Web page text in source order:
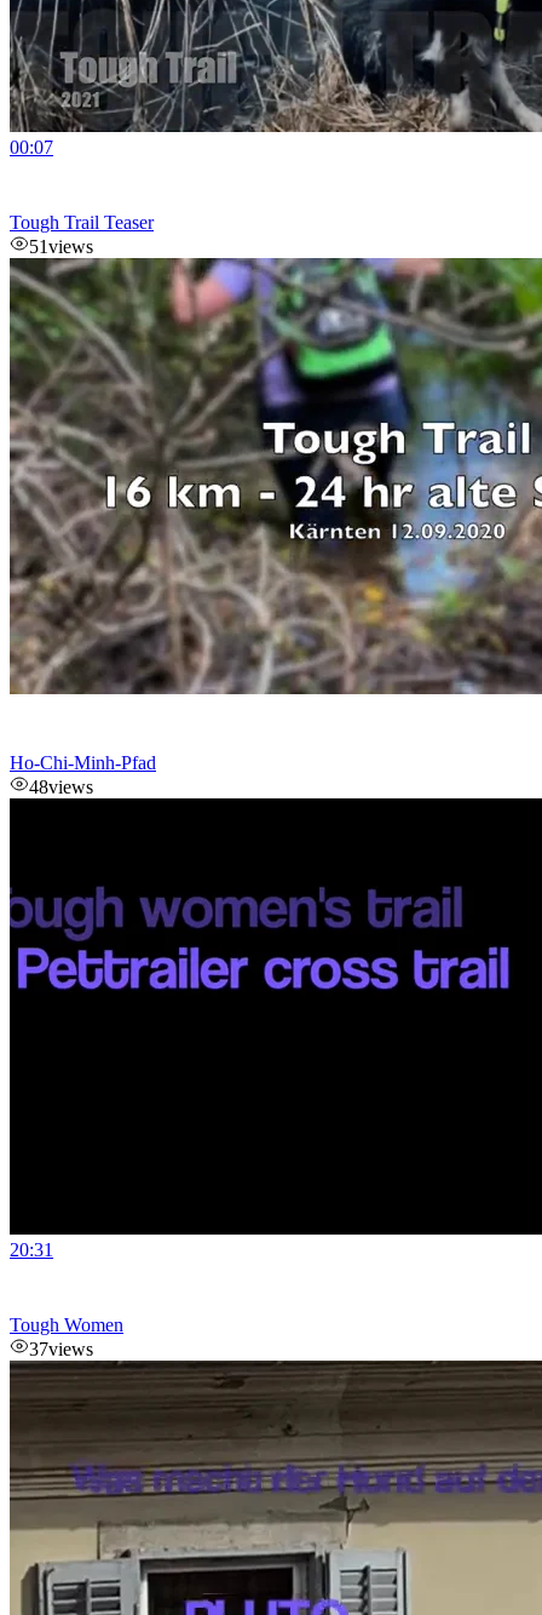
00:07
Tough Trail Teaser
51views
Ho-Chi-Minh-Pfad
48views
20:31
Tough Women
37views